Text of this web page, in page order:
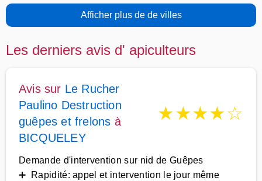
Afficher plus de de villes
Les derniers avis d' apiculteurs
Avis sur Le Rucher
Paulino Destruction
guêpes et frelons à
BICQUELEY
★★★★☆
Demande d'intervention sur nid de Guêpes
➕ Rapidité: appel et intervention le jour même